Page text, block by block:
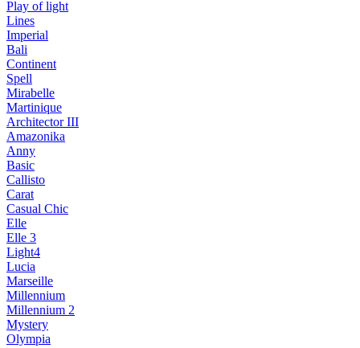
Play of light
Lines
Imperial
Bali
Continent
Spell
Mirabelle
Martinique
Architector III
Amazonika
Anny
Basic
Callisto
Carat
Casual Chic
Elle
Elle 3
Light4
Lucia
Marseille
Millennium
Millennium 2
Mystery
Olympia